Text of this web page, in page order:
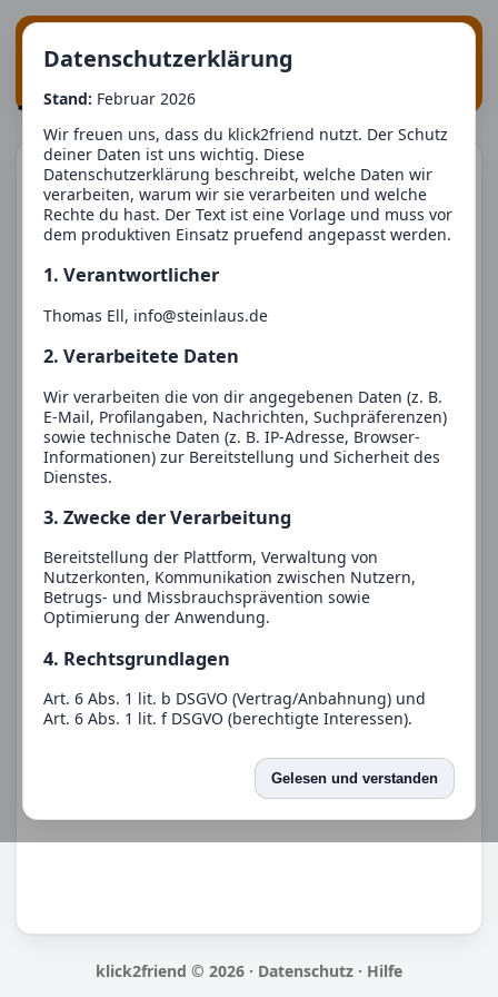
klick2friend
Tribal
Profil
Keine Infos vorhanden.
Datenschutzerklärung
Stand: Februar 2026
Wir freuen uns, dass du klick2friend nutzt. Der Schutz
deiner Daten ist uns wichtig. Diese
Datenschutzerklärung beschreibt, welche Daten wir
verarbeiten, warum wir sie verarbeiten und welche
Rechte du hast. Der Text ist eine Vorlage und muss vor
dem produktiven Einsatz pruefend angepasst werden.
1. Verantwortlicher
Thomas Ell, info@steinlaus.de
2. Verarbeitete Daten
Wir verarbeiten die von dir angegebenen Daten (z. B.
E-Mail, Profilangaben, Nachrichten, Suchpräferenzen)
sowie technische Daten (z. B. IP-Adresse, Browser-
Informationen) zur Bereitstellung und Sicherheit des
Dienstes.
3. Zwecke der Verarbeitung
Bereitstellung der Plattform, Verwaltung von
Nutzerkonten, Kommunikation zwischen Nutzern,
Betrugs- und Missbrauchsprävention sowie
Optimierung der Anwendung.
4. Rechtsgrundlagen
Art. 6 Abs. 1 lit. b DSGVO (Vertrag/Anbahnung) und
Art. 6 Abs. 1 lit. f DSGVO (berechtigte Interessen).
Eine Weitergabe an Dritte erfolgt nur, soweit dies für
den Betrieb erforderlich ist oder eine gesetzliche
Verpflichtung besteht.
jeweiligen Zwecke erforderlich ist oder gesetzliche
Aufbewahrungspflichten bestehen.
Gelesen und verstanden
klick2friend © 2026 · Datenschutz · Hilfe